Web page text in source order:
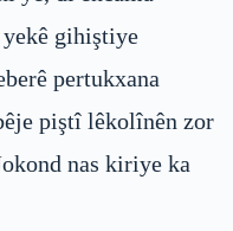
yekê gihiştiye
pertukxana
piştî lêkolînên zor
nas kiriye ka